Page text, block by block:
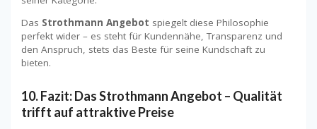
Das Strothmann Angebot spiegelt diese Philosophie
perfekt wider – es steht für Kundennähe, Transparenz und
den Anspruch, stets das Beste für seine Kundschaft zu
bieten.
10. Fazit: Das Strothmann Angebot – Qualität
trifft auf attraktive Preise